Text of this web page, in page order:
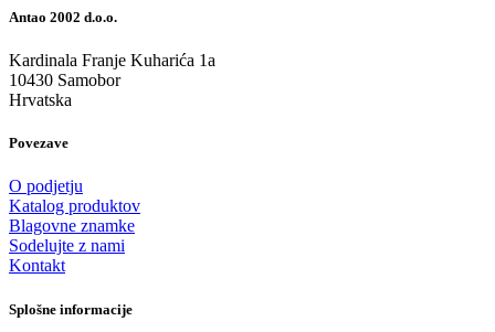
Antao 2002 d.o.o.
Kardinala Franje Kuharića 1a
10430 Samobor
Hrvatska
Povezave
O podjetju
Katalog produktov
Blagovne znamke
Sodelujte z nami
Kontakt
Splošne informacije